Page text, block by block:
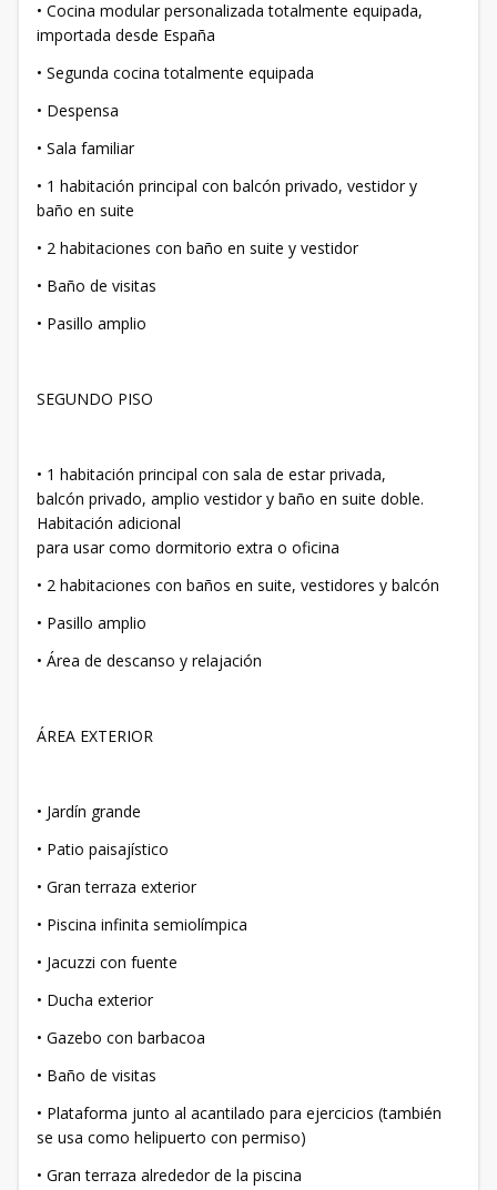
• Cocina modular personalizada totalmente equipada,
importada desde España
• Segunda cocina totalmente equipada
• Despensa
• Sala familiar
• 1 habitación principal con balcón privado, vestidor y
baño en suite
• 2 habitaciones con baño en suite y vestidor
• Baño de visitas
• Pasillo amplio
SEGUNDO PISO
• 1 habitación principal con sala de estar privada,
balcón privado, amplio vestidor y baño en suite doble.
Habitación adicional
para usar como dormitorio extra o oficina
• 2 habitaciones con baños en suite, vestidores y balcón
• Pasillo amplio
• Área de descanso y relajación
ÁREA EXTERIOR
• Jardín grande
• Patio paisajístico
• Gran terraza exterior
• Piscina infinita semiolímpica
• Jacuzzi con fuente
• Ducha exterior
• Gazebo con barbacoa
• Baño de visitas
• Plataforma junto al acantilado para ejercicios (también
se usa como helipuerto con permiso)
• Gran terraza alrededor de la piscina